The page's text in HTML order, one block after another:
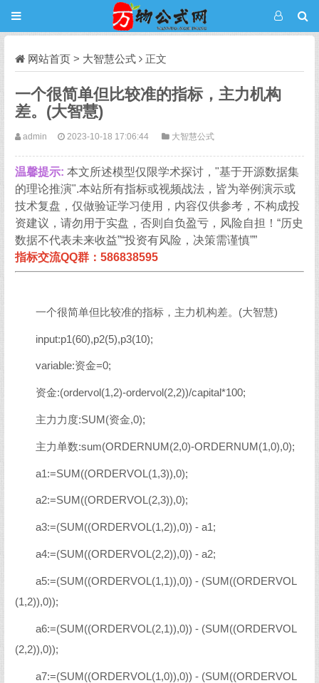
网站首页 > 大智慧公式 正文
一个很简单但比较准的指标，主力机构
差。(大智慧)
admin 2023-10-18 17:06:44 大智慧公式
温馨提示: 本文所述模型仅限学术探讨，"基于开源数据集
的理论推演".本站所有指标或视频战法，皆为举例演示或
技术复盘，仅做验证学习使用，内容仅供参考，不构成投
资建议，请勿用于实盘，否则自负盈亏，风险自担！“历史
数据不代表未来收益”“投资有风险，决策需谨慎””
指标交流QQ群：586838595
一个很简单但比较准的指标，主力机构差。(大智慧)
input:p1(60),p2(5),p3(10);
variable:资金=0;
资金:(ordervol(1,2)-ordervol(2,2))/capital*100;
主力力度:SUM(资金,0);
主力单数:sum(ORDERNUM(2,0)-ORDERNUM(1,0),0);
a1:=SUM((ORDERVOL(1,3)),0);
a2:=SUM((ORDERVOL(2,3)),0);
a3:=(SUM((ORDERVOL(1,2)),0)) - a1;
a4:=(SUM((ORDERVOL(2,2)),0)) - a2;
a5:=(SUM((ORDERVOL(1,1)),0)) - (SUM((ORDERVOL
(1,2)),0));
a6:=(SUM((ORDERVOL(2,1)),0)) - (SUM((ORDERVOL
(2,2)),0));
a7:=(SUM((ORDERVOL(1,0)),0)) - (SUM((ORDERVOL